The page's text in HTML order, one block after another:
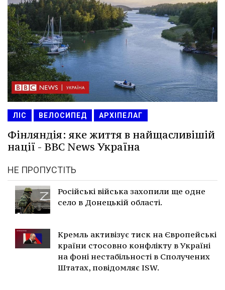
ЛІС ВЕЛОСИПЕД АРХІПЕЛАГ
Фінляндія: яке життя в найщасливішій
нації - BBC News Україна
НЕ ПРОПУСТІТЬ
Російські війська захопили ще одне
село в Донецькій області.
Кремль активізує тиск на Європейські
країни стосовно конфлікту в Україні
на фоні нестабільності в Сполучених
Штатах, повідомляє ISW.